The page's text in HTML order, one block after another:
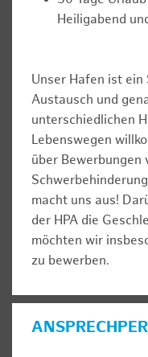
Heiligabend
Unser Hafen ist
Austausch und
unterschiedlichen
Lebenswegen
über Bewerbungen
macht uns aus!
der HPA die
möchten wir
zu bewerben.